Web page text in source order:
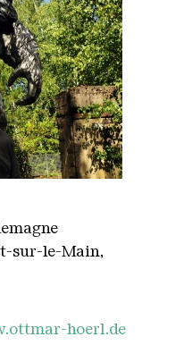
| Wolfgang Klauke
sur-le-Main,
hoerl.de